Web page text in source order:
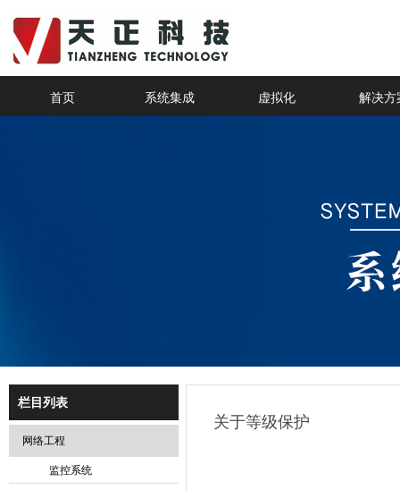
首页 系统集成 虚拟化 解决方
栏目列表
网络工程
监控系统
关于等级保护